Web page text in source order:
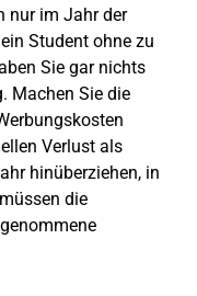
nur im Jahr der
Student ohne zu
Sie gar nichts
Machen Sie die
Verlust als
hinüberziehen, in
die